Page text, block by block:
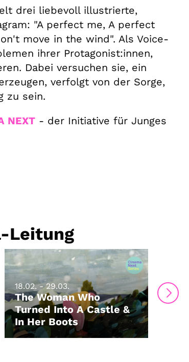
drei liebevoll illustrierte,
"A perfect me, A perfect
move in the wind". Als Voice-
ihrer Protagonist:innen,
Dabei versuchen sie, ein
verfolgt von der Sorge,
zu sein.
NEXT- der Initiative für Junges
Leitung
18.02. - 29.03.
The Woman Who
Turned Into A Castle &
In Her Boots